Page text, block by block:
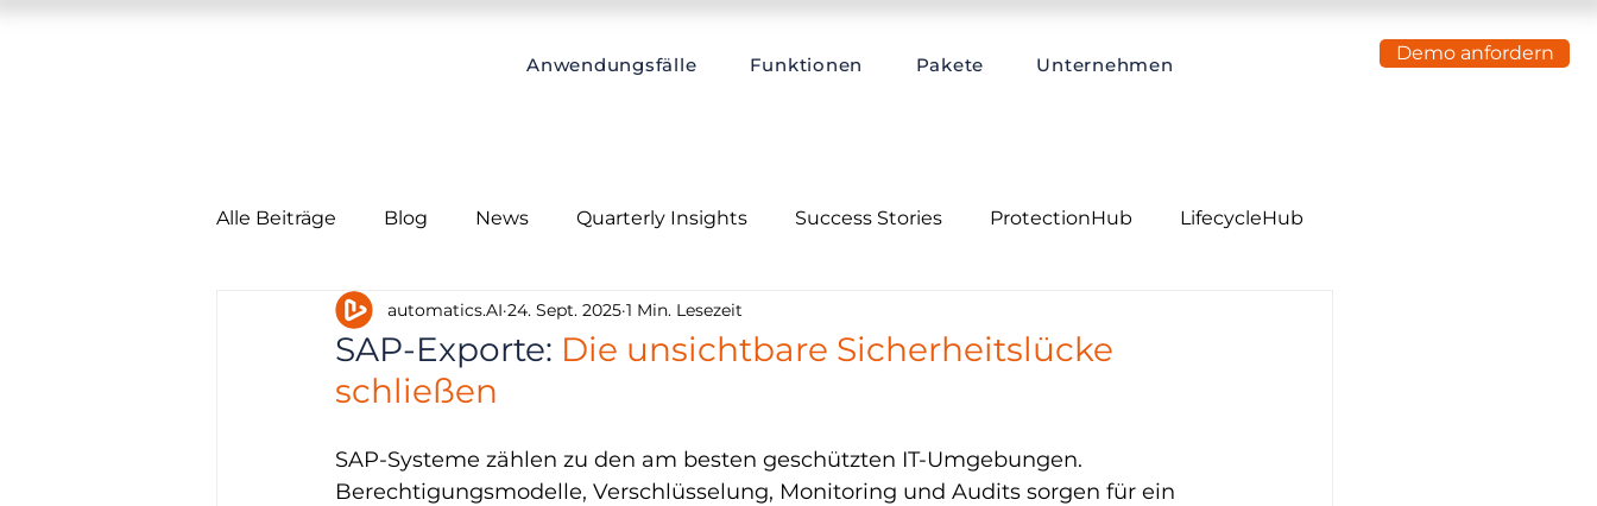
Anwendungsfälle Funktionen Pakete Unternehmen
Demo anfordern
Alle Beiträge Blog News Quarterly Insights Success Stories ProtectionHub LifecycleHub
OperationHub RefreshHub
automatics.AI 24. Sept. 2025 1 Min. Lesezeit
SAP-Exporte: Die unsichtbare Sicherheitslücke
schließen
SAP-Systeme zählen zu den am besten geschützten IT-Umgebungen.
Berechtigungsmodelle, Verschlüsselung, Monitoring und Audits sorgen für ein